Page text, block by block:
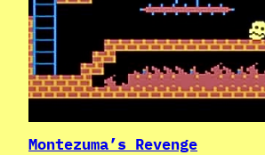
Montezuma’s Revenge